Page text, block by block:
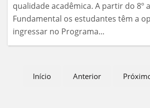
qualidade acadêmica. A partir do 8º
Fundamental os estudantes têm a
ingressar no Programa...
Início Anterior